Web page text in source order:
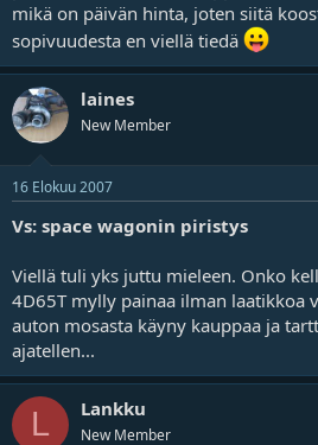
mikä on päivän hinta, joten siitä
sopivuudesta en viellä tiedä
laines
New Member
16 Elokuu 2007
Vs: space wagonin piristys
Viellä tuli yks juttu mieleen. Onko
4D65T mylly painaa ilman laatikkoa
auton mosasta käyny kauppaa ja
ajatellen...
L Lankku
New Member